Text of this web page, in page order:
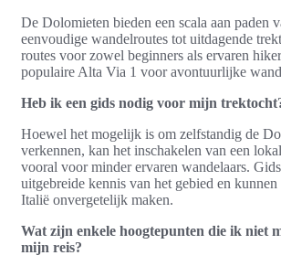
De Dolomieten bieden een scala aan paden
eenvoudige wandelroutes tot uitdagende
routes voor zowel beginners als ervaren
populaire Alta Via 1 voor avontuurlijke
Heb ik een gids nodig voor mijn
Hoewel het mogelijk is om zelfstandig de
verkennen, kan het inschakelen van een
vooral voor minder ervaren wandelaars.
uitgebreide kennis van het gebied en
Italië onvergetelijk maken.
Wat zijn enkele hoogtepunten die ik niet
mijn reis?